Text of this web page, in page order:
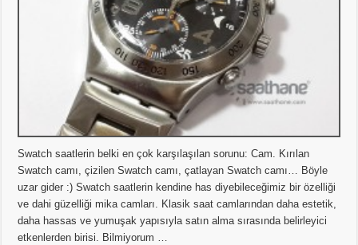
Swatch saatlerin belki en çok karşılaşılan sorunu: Cam. Kırılan
Swatch camı, çizilen Swatch camı, çatlayan Swatch camı… Böyle
uzar gider :) Swatch saatlerin kendine has diyebileceğimiz bir özelliği
ve dahi güzelliği mika camları. Klasik saat camlarından daha estetik,
daha hassas ve yumuşak yapısıyla satın alma sırasında belirleyici
etkenlerden birisi. Bilmiyorum …